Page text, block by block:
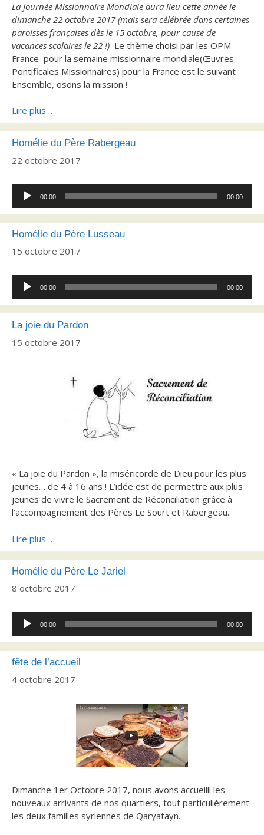
La Journée Missionnaire Mondiale aura lieu cette année le
dimanche 22 octobre 2017 (mais sera célébrée dans certaines
paroisses françaises dès le 15 octobre, pour cause de
vacances scolaires le 22 !) Le thème choisi par les OPM-
France pour la semaine missionnaire mondiale(Œuvres
Pontificales Missionnaires) pour la France est le suivant :
Ensemble, osons la mission !
Lire plus…
Homélie du Père Rabergeau
22 octobre 2017
Lecteur
audio
00:00 00:00
Homélie du Père Lusseau
15 octobre 2017
Lecteur
audio
00:00 00:00
La joie du Pardon
15 octobre 2017
« La joie du Pardon », la miséricorde de Dieu pour les plus
jeunes… de 4 à 16 ans ! L’idée est de permettre aux plus
jeunes de vivre le Sacrement de Réconciliation grâce à
l’accompagnement des Pères Le Sourt et Rabergeau..
Lire plus…
Homélie du Père Le Jariel
8 octobre 2017
Lecteur
audio
00:00 00:00
fête de l’accueil
4 octobre 2017
Dimanche 1er Octobre 2017, nous avons accueilli les
nouveaux arrivants de nos quartiers, tout particulièrement
les deux familles syriennes de Qaryatayn.